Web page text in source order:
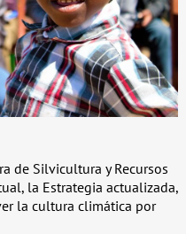
de Silvicultura y Recursos
la Estrategia actualizada,
la cultura climática por